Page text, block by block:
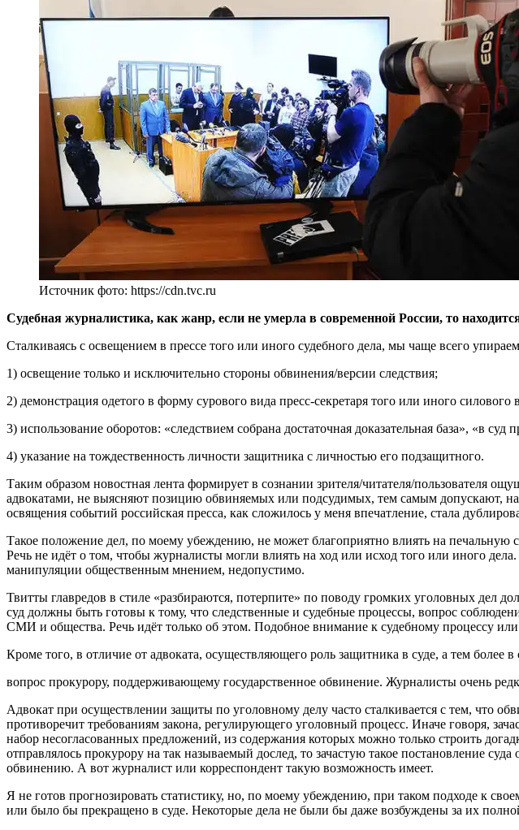
Источник фото: https://cdn.tvc.ru
Судебная журналистика, как жанр, если не умерла в современной России, то
Сталкиваясь с освещением в прессе того или иного судебного дела, мы чаще всего
1) освещение только и исключительно стороны обвинения/версии следствия;
2) демонстрация одетого в форму сурового вида пресс-секретаря того или иного
3) использование оборотов: «следствием собрана достаточная доказательная база», «в
4) указание на тождественность личности защитника с личностью его подзащитного.
Таким образом новостная лента формирует в сознании зрителя/читателя/пользователя
адвокатами, не выясняют позицию обвиняемых или подсудимых, тем самым допускают, на
освящения событий российская пресса, как сложилось у меня впечатление, стала
Такое положение дел, по моему убеждению, не может благоприятно влиять на печальную
Речь не идёт о том, чтобы журналисты могли влиять на ход или исход того или иного
манипуляции общественным мнением, недопустимо.
Твитты главредов в стиле «разбираются, потерпите» по поводу громких уголовных дел
суд должны быть готовы к тому, что следственные и судебные процессы, вопрос
СМИ и общества. Речь идёт только об этом. Подобное внимание к судебному процессу или
Кроме того, в отличие от адвоката, осуществляющего роль защитника в суде, а тем более
вопрос прокурору, поддерживающему государственное обвинение. Журналисты очень
Адвокат при осуществлении защиты по уголовному делу часто сталкивается с тем, что
противоречит требованиям закона, регулирующего уголовный процесс. Иначе говоря,
набор несогласованных предложений, из содержания которых можно только строить
отправлялось прокурору на так называемый дослед, то зачастую такое постановление
обвинению. А вот журналист или корреспондент такую возможность имеет.
Я не готов прогнозировать статистику, но, по моему убеждению, при таком подходе к
или было бы прекращено в суде. Некоторые дела не были бы даже возбуждены за их